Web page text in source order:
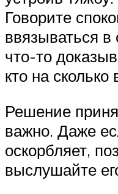
Говорите
ввязываться в
что-то
кто на сколько
Решение
важно. Даже
оскорбляет,
выслушайте